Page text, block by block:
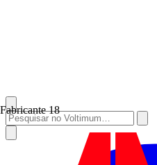
Fabricante 18